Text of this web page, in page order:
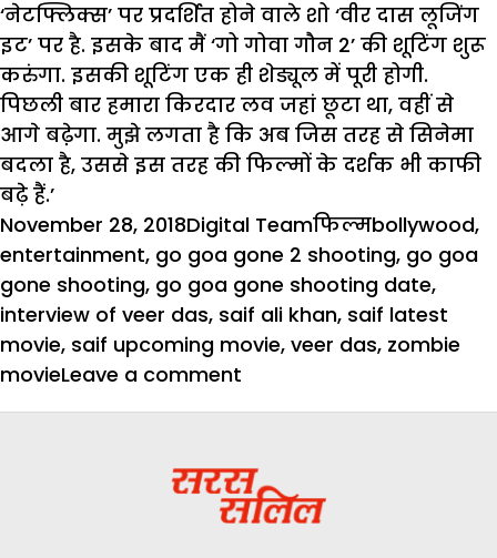
‘नेटफ्लिक्स’ पर प्रदर्शित होने वाले शो ‘वीर दास लूजिंग
इट’ पर है. इसके बाद मैं ‘गो गोवा गौन 2’ की शूटिंग शुरू
करुंगा. इसकी शूटिंग एक ही शेड्यूल में पूरी होगी.
पिछली बार हमारा किरदार लव जहां छूटा था, वहीं से
आगे बढे़गा. मुझे लगता है कि अब जिस तरह से सिनेमा
बदला है, उससे इस तरह की फिल्मों के दर्शक भी काफी
बढ़े हैं.’
Posted
on
November 28, 2018Author
Digital TeamCategories
फिल्मTags
bollywood,
entertainment, go goa gone 2 shooting, go goa
gone shooting, go goa gone shooting date,
interview of veer das, saif ali khan, saif latest
movie, saif upcoming movie, veer das, zombie
movieLeave a comment
शुरू
होगी
‘गो